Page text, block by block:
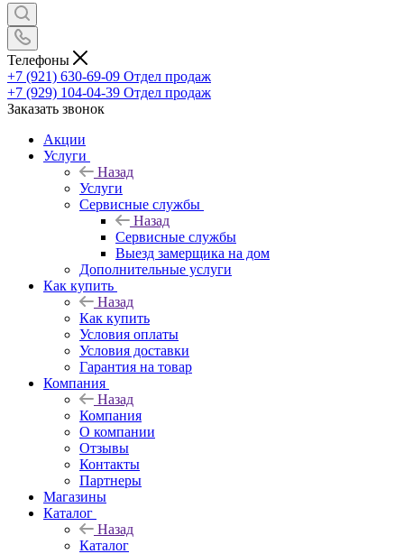
Телефоны
+7 (921) 630-69-09 Отдел продаж
+7 (929) 104-04-39 Отдел продаж
Заказать звонок
Акции
Услуги
Назад
Услуги
Сервисные службы
Назад
Сервисные службы
Выезд замерщика на дом
Дополнительные услуги
Как купить
Назад
Как купить
Условия оплаты
Условия доставки
Гарантия на товар
Компания
Назад
Компания
О компании
Отзывы
Контакты
Партнеры
Магазины
Каталог
Назад
Каталог